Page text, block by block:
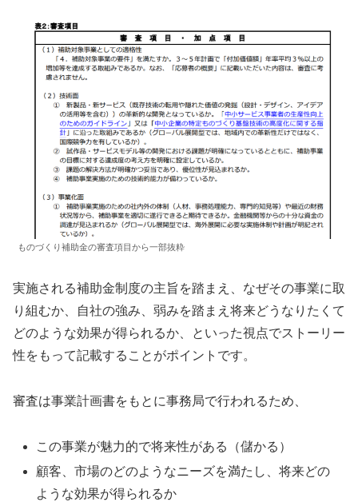
ものづくり補助金の審査項目から一部抜粋
実施される補助金制度の主旨を踏まえ、なぜその事業に取
り組むか、自社の強み、弱みを踏まえ将来どうなりたくて
どのような効果が得られるか、といった視点でストーリー
性をもって記載することがポイントです。
審査は事業計画書をもとに事務局で行われるため、
この事業が魅力的で将来性がある（儲かる）
顧客、市場のどのようなニーズを満たし、将来どの
ような効果が得られるか